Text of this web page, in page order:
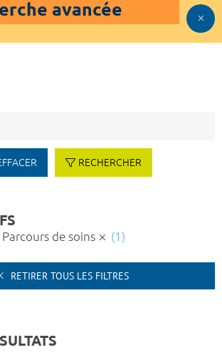
avancée
RECHERCHER
de soins (1)
RETIRER TOUS LES FILTRES